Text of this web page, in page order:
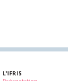
L'IFRIS